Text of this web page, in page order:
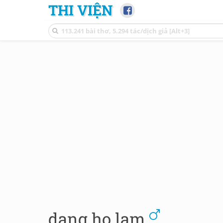
THI VIỆN
dang ho lam